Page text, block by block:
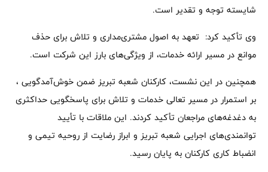
شایسته توجه و تقدیر است.
وی تأکید کرد: تعهد به اصول مشتری‌مداری و تلاش برای حذف
موانع در مسیر ارائه خدمات، از ویژگی‌های بارز این شرکت است.
همچنین در این نشست، کارکنان شعبه تبریز ضمن خوش‌آمدگویی ،
بر استمرار در مسیر تعالی خدمات و تلاش برای پاسخگویی حداکثری
به دغدغه‌های مراجعان تأکید کردند. این ملاقات با تأیید
توانمندی‌های اجرایی شعبه تبریز و ابراز رضایت از روحیه تیمی و
انضباط کاری کارکنان به پایان رسید.